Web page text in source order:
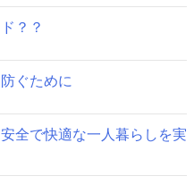
？？
ぐために
全で快適な一人暮らしを実